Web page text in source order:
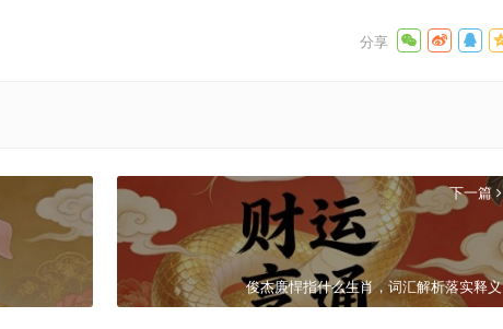
下一篇
俊杰廉悍指什么生肖，词汇解析落实释义